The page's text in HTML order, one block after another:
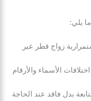
يلي:
زواج قطر عبر
الأسماء والأرقام
بدل فاقد عند الحاجة